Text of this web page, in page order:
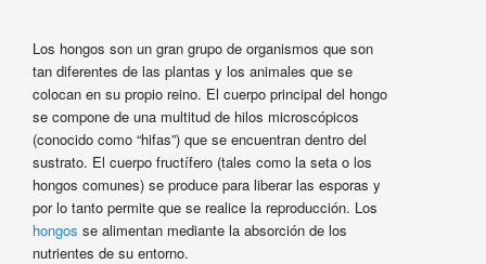
Los hongos son un gran grupo de organismos que son
tan diferentes de las plantas y los animales que se
colocan en su propio reino. El cuerpo principal del hongo
se compone de una multitud de hilos microscópicos
(conocido como “hifas”) que se encuentran dentro del
sustrato. El cuerpo fructífero (tales como la seta o los
hongos comunes) se produce para liberar las esporas y
por lo tanto permite que se realice la reproducción. Los
hongos se alimentan mediante la absorción de los
nutrientes de su entorno.